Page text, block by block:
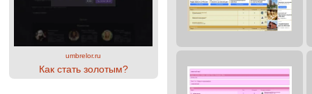
umbrelor.ru
Как стать золотым?